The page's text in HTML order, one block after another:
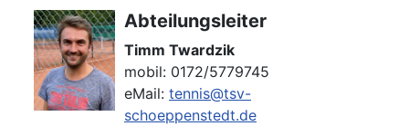
Abteilungsleiter
Timm Twardzik
mobil: 0172/5779745
eMail: tennis@tsv-
schoeppenstedt.de